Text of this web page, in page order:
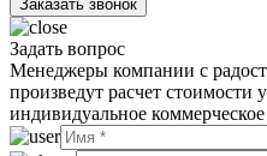
Задать вопрос
Менеджеры компании с
произведут расчет стоимости
индивидуальное